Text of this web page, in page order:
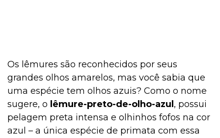
Os lêmures são reconhecidos por seus
grandes olhos amarelos, mas você sabia que
uma espécie tem olhos azuis? Como o nome
sugere, o lêmure-preto-de-olho-azul , possui
pelagem preta intensa e olhinhos fofos na cor
azul – a única espécie de primata com essa